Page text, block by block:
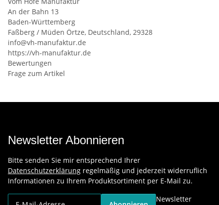
An der Bahn 13
Baden-Württemberg
Faßberg / Müden Örtze, Deutschland, 29328
info@vh-manufaktur.de
https://vh-manufaktur.de
Bewertungen
Frage zum Artikel
Newsletter Abonnieren
Bitte senden Sie mir entsprechend Ihrer
Datenschutzerklärung regelmäßig und jederzeit widerruflich
Informationen zu Ihrem Produktsortiment per E-Mail zu.
Newsletter